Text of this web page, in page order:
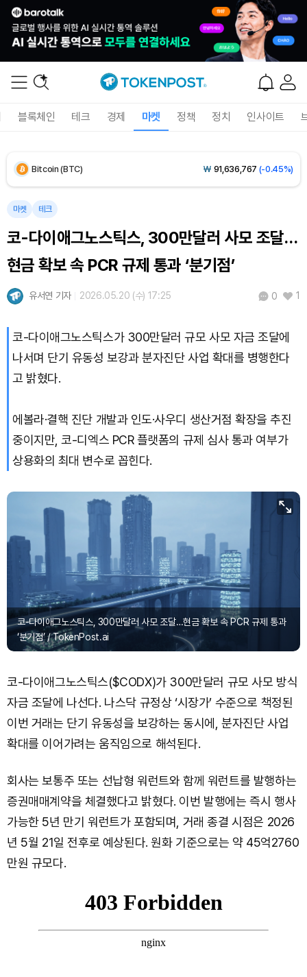
블록체인 테크 경제 마켓 정책 정치 인사이트
Bitcoin (BTC) ₩ 91,636,767 (-0.45%)
Ethereum (ETH)
Tether USDt (USDT) ₩1,421(0.00%)
BNB (BNB) ₩841,453
XRP (XRP) ₩1,470(-3.21%)
Solana (SOL)
Hyperliquid (HYPE) ₩79,471(-1.73%)
마켓 테크
코-다이애그노스틱스, 300만달러 사모 조달…
현금 확보 속 PCR 규제 통과 ‘분기점’
유서연 기자 2026.05.20 (수) 17:25 0 1
코-다이애그노스틱스가 300만달러 규모 사모 자금 조달에
나서며 단기 유동성 보강과 분자진단 사업 확대를 병행한다
고 밝혔다.
에볼라·결핵 진단 개발과 인도·사우디 생산거점 확장을 추진
중이지만, 코-디엑스 PCR 플랫폼의 규제 심사 통과 여부가
상용화의 최대 변수로 꼽힌다.
코-다이애그노스틱스, 300만달러 사모 조달…현금 확보 속 PCR 규제 통과
‘분기점’ / TokenPost.ai
코-다이애그노스틱스($CODX)가 300만달러 규모 사모 방식
자금 조달에 나선다. 나스닥 규정상 ‘시장가’ 수준으로 책정된
이번 거래는 단기 유동성을 보강하는 동시에, 분자진단 사업
확대를 이어가려는 움직임으로 해석된다.
회사는 보통주 또는 선납형 워런트와 함께 워런트를 발행하는
증권매매계약을 체결했다고 밝혔다. 이번 발행에는 즉시 행사
가능한 5년 만기 워런트가 포함되며, 거래 종결 시점은 2026
년 5월 21일 전후로 예상된다. 원화 기준으로는 약 45억2760
만원 규모다.